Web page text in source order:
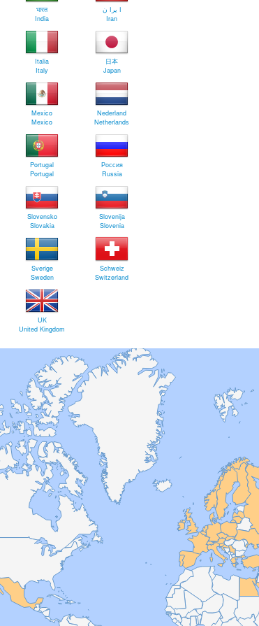
भारत
India
ا يرا ن
Iran
Italia
Italy
日本
Japan
Mexico
Mexico
Nederland
Netherlands
Portugal
Portugal
Россия
Russia
Slovensko
Slovakia
Slovenija
Slovenia
Sverige
Sweden
Schweiz
Switzerland
UK
United Kingdom